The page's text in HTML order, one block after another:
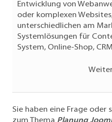
Entwicklung von
oder komplexen
unterschiedlichen am
Systemlösungen für
System, Online-Shop,
Sie haben eine Frage